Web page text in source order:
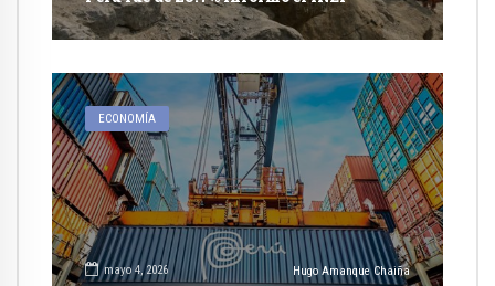
ECONOMÍA
mayo 4, 2026 Hugo Amanque Chaiña